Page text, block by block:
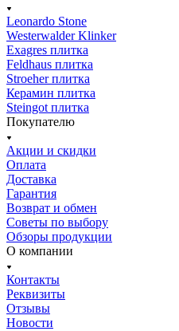
Leonardo Stone
Westerwalder Klinker
Exagres плитка
Feldhaus плитка
Stroeher плитка
Керамин плитка
Steingot плитка
Покупателю
Акции и скидки
Оплата
Доставка
Гарантия
Возврат и обмен
Советы по выбору
Обзоры продукции
О компании
Контакты
Реквизиты
Отзывы
Новости